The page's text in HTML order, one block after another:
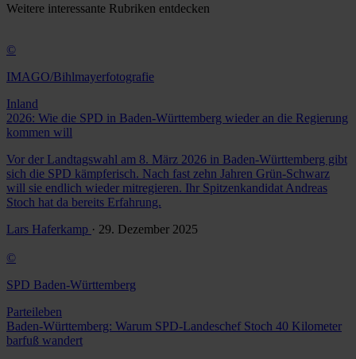
Weitere interessante Rubriken entdecken
©
IMAGO/Bihlmayerfotografie
Inland
2026: Wie die SPD in Baden-Württemberg wieder an die Regierung
kommen will
Vor der Landtagswahl am 8. März 2026 in Baden-Württemberg gibt
sich die SPD kämpferisch. Nach fast zehn Jahren Grün-Schwarz
will sie endlich wieder mitregieren. Ihr Spitzenkandidat Andreas
Stoch hat da bereits Erfahrung.
Lars Haferkamp · 29. Dezember 2025
©
SPD Baden-Württemberg
Parteileben
Baden-Württemberg: Warum SPD-Landeschef Stoch 40 Kilometer
barfuß wandert